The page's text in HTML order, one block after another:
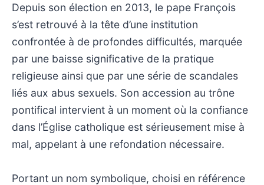
Depuis son élection en 2013, le pape François
s’est retrouvé à la tête d’une institution
confrontée à de profondes difficultés, marquée
par une baisse significative de la pratique
religieuse ainsi que par une série de scandales
liés aux abus sexuels. Son accession au trône
pontifical intervient à un moment où la confiance
dans l’Église catholique est sérieusement mise à
mal, appelant à une refondation nécessaire.
Portant un nom symbolique, choisi en référence